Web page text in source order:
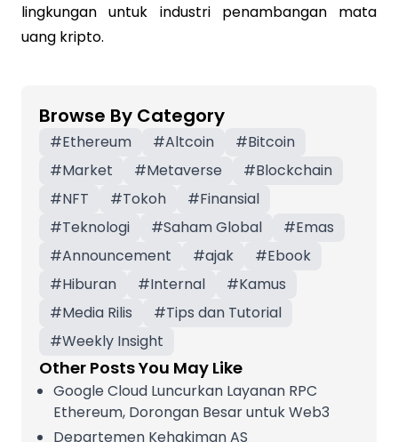
lingkungan untuk industri penambangan mata
uang kripto.
Browse By Category
#Ethereum #Altcoin #Bitcoin
#Market #Metaverse #Blockchain
#NFT #Tokoh #Finansial
#Teknologi #Saham Global #Emas
#Announcement #ajak #Ebook
#Hiburan #Internal #Kamus
#Media Rilis #Tips dan Tutorial
#Weekly Insight
Other Posts You May Like
Google Cloud Luncurkan Layanan RPC
Ethereum, Dorongan Besar untuk Web3
Departemen Kehakiman AS